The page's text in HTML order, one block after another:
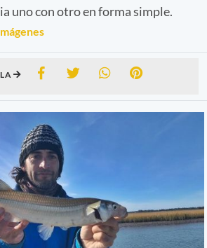
uno con otro en forma simple.